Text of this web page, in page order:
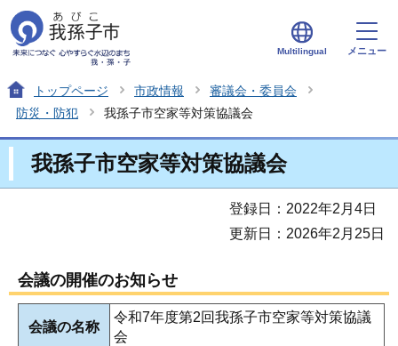
Multilingual メニュー
トップページ 市政情報
審議会・委員会
防災・防犯
我孫子市空家等対策協議会
我孫子市空家等対策協議会
登録日：2022年2月4日
更新日：2026年2月25日
会議の開催のお知らせ
会議の名称
令和7年度第2回我孫子市空家等対策協議
会